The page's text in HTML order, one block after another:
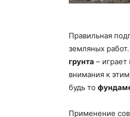
Правильная
земляных
грунта –
внимания к
будь то
Применение